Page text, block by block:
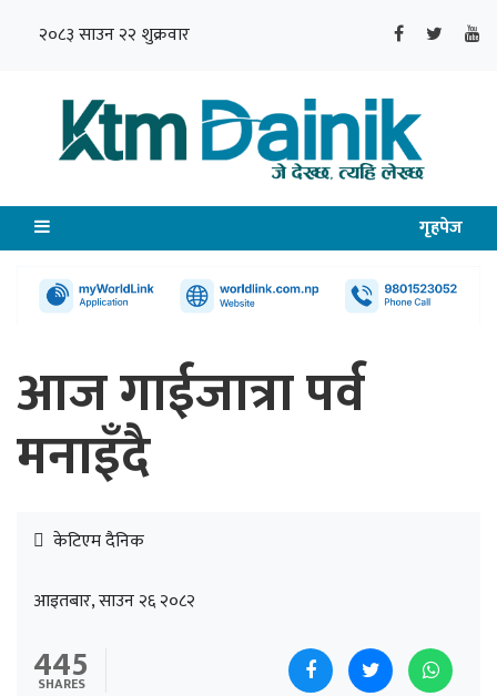
२०८३ साउन २२ शुक्रवार
गृहपेज
आज गाईजात्रा पर्व
मनाइँदै
केटिएम दैनिक
आइतबार, साउन २६ २०८२
445
SHARES